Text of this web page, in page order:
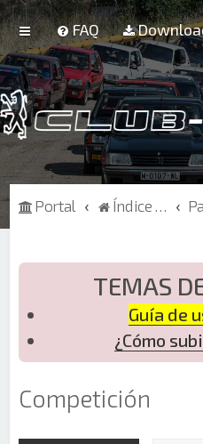
FAQ
Portal Índice de Foros
TEMAS
Guía de
¿Cómo
Competición